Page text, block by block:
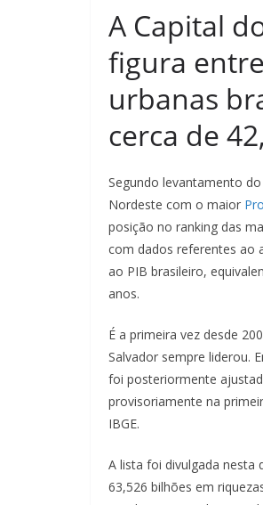
A Capital
figura
urbanas
cerca de
Segundo levantamento
Nordeste com o maior
posição no ranking das
com dados referentes ao
ao PIB brasileiro,
anos.
É a primeira vez desde
Salvador sempre liderou.
foi posteriormente
provisoriamente na
IBGE.
A lista foi divulgada nesta
63,526 bilhões em